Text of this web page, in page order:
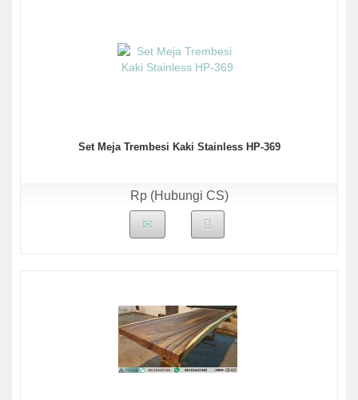
Set Meja Trembesi Kaki Stainless HP-369
Rp (Hubungi CS)